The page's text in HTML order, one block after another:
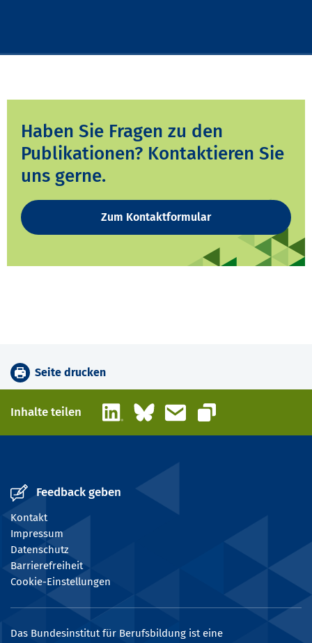
Haben Sie Fragen zu den
Publikationen? Kontaktieren Sie
uns gerne.
Zum Kontaktformular
Seite drucken
Inhalte teilen LinkedInBlueskyE-Mail
Link kopieren
Feedback geben
Kontakt
Impressum
Datenschutz
Barrierefreiheit
Cookie-Einstellungen
Das Bundesinstitut für Berufsbildung ist eine